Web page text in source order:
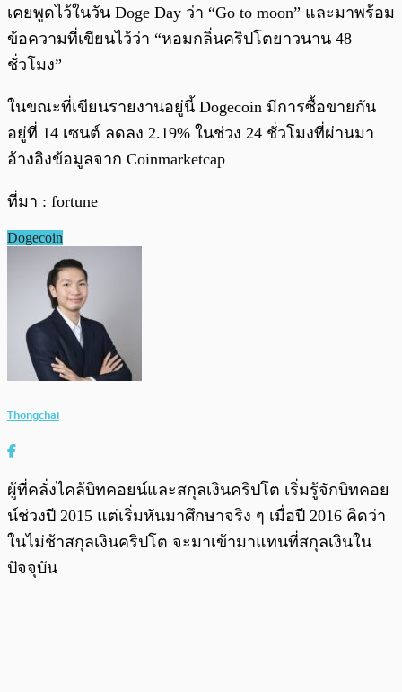
เคยพูดไว้ในวัน Doge Day ว่า “Go to moon” และมาพร้อม
ข้อความที่เขียนไว้ว่า “หอมกลิ่นคริปโตยาวนาน 48
ชั่วโมง”
ในขณะที่เขียนรายงานอยู่นี้ Dogecoin มีการซื้อขายกัน
อยู่ที่ 14 เซนต์ ลดลง 2.19% ในช่วง 24 ชั่วโมงที่ผ่านมา
อ้างอิงข้อมูลจาก Coinmarketcap
ที่มา : fortune
Dogecoin
Thongchai
ผู้ที่คลั่งไคล้บิทคอยน์และสกุลเงินคริปโต เริ่มรู้จักบิทคอย
น์ช่วงปี 2015 แต่เริ่มหันมาศึกษาจริง ๆ เมื่อปี 2016 คิดว่า
ในไม่ช้าสกุลเงินคริปโต จะมาเข้ามาแทนที่สกุลเงินใน
ปัจจุบัน